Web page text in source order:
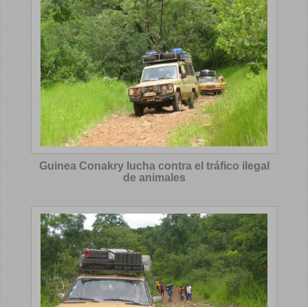
Guinea Conakry lucha contra el tráfico ilegal
de animales